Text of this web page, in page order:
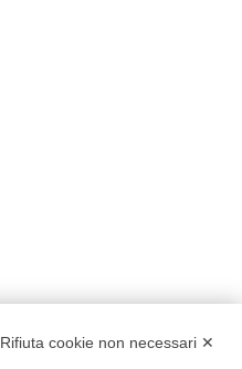
Rifiuta cookie non necessari ✕